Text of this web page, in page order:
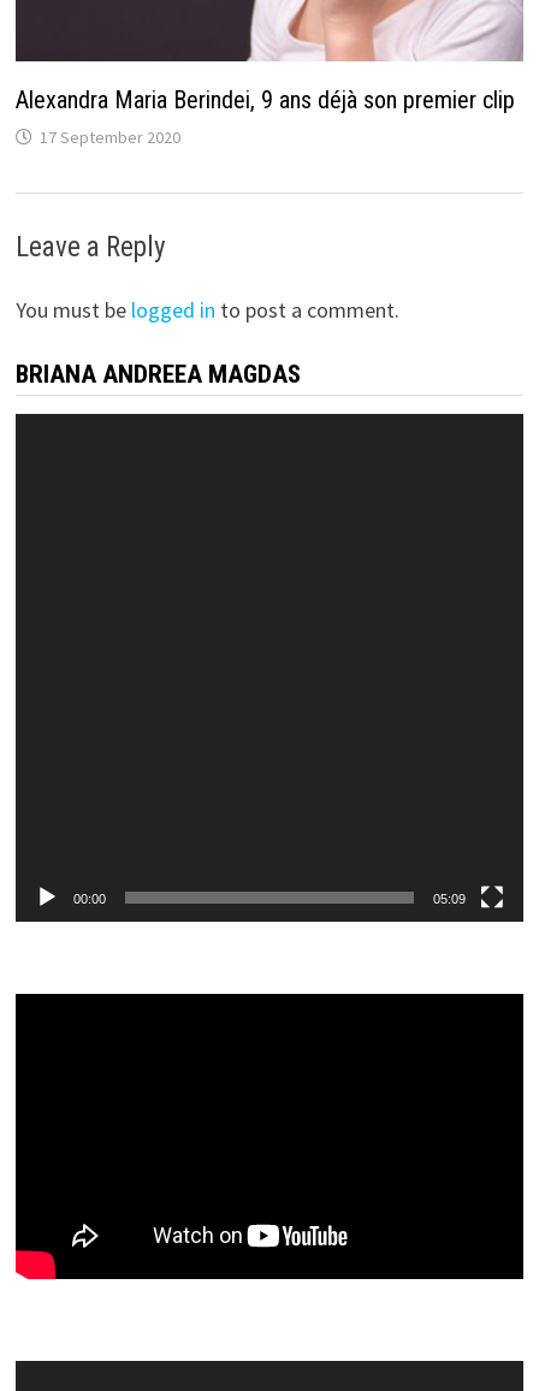
Alexandra Maria Berindei, 9 ans déjà son premier clip
17 September 2020
Leave a Reply
You must be logged in to post a comment.
BRIANA ANDREEA MAGDAS
00:00 05:09